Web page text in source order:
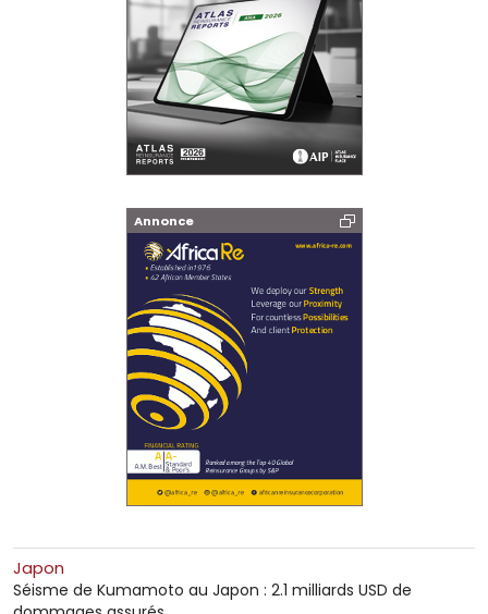
Annonce
Japon
Séisme de Kumamoto au Japon : 2.1 milliards USD de